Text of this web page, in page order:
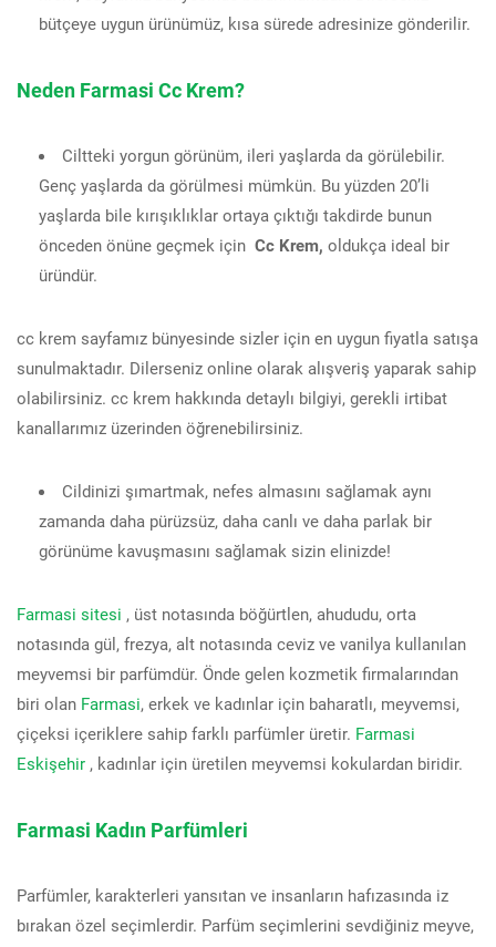
bütçeye uygun ürünümüz, kısa sürede adresinize gönderilir.
Neden Farmasi Cc Krem?
Ciltteki yorgun görünüm, ileri yaşlarda da görülebilir.
Genç yaşlarda da görülmesi mümkün. Bu yüzden 20’li
yaşlarda bile kırışıklıklar ortaya çıktığı takdirde bunun
önceden önüne geçmek için Cc Krem, oldukça ideal bir
üründür.
cc krem sayfamız bünyesinde sizler için en uygun fiyatla satışa
sunulmaktadır. Dilerseniz online olarak alışveriş yaparak sahip
olabilirsiniz. cc krem hakkında detaylı bilgiyi, gerekli irtibat
kanallarımız üzerinden öğrenebilirsiniz.
Cildinizi şımartmak, nefes almasını sağlamak aynı
zamanda daha pürüzsüz, daha canlı ve daha parlak bir
görünüme kavuşmasını sağlamak sizin elinizde!
Farmasi sitesi , üst notasında böğürtlen, ahududu, orta
notasında gül, frezya, alt notasında ceviz ve vanilya kullanılan
meyvemsi bir parfümdür. Önde gelen kozmetik firmalarından
biri olan Farmasi, erkek ve kadınlar için baharatlı, meyvemsi,
çiçeksi içeriklere sahip farklı parfümler üretir. Farmasi
Eskişehir , kadınlar için üretilen meyvemsi kokulardan biridir.
Farmasi Kadın Parfümleri
Parfümler, karakterleri yansıtan ve insanların hafızasında iz
bırakan özel seçimlerdir. Parfüm seçimlerini sevdiğiniz meyve,